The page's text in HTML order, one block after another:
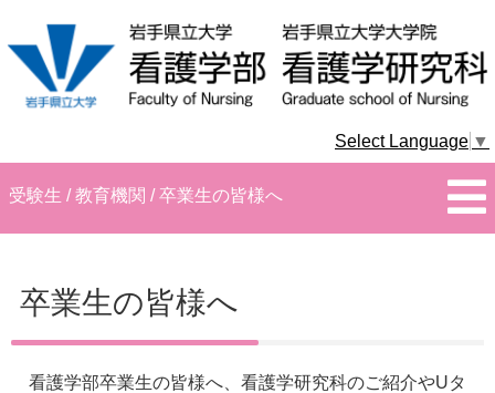
Select Language ▼
受験生 / 教育機関 / 卒業生の皆様へ
卒業生の皆様へ
看護学部卒業生の皆様へ、看護学研究科のご紹介やUタ